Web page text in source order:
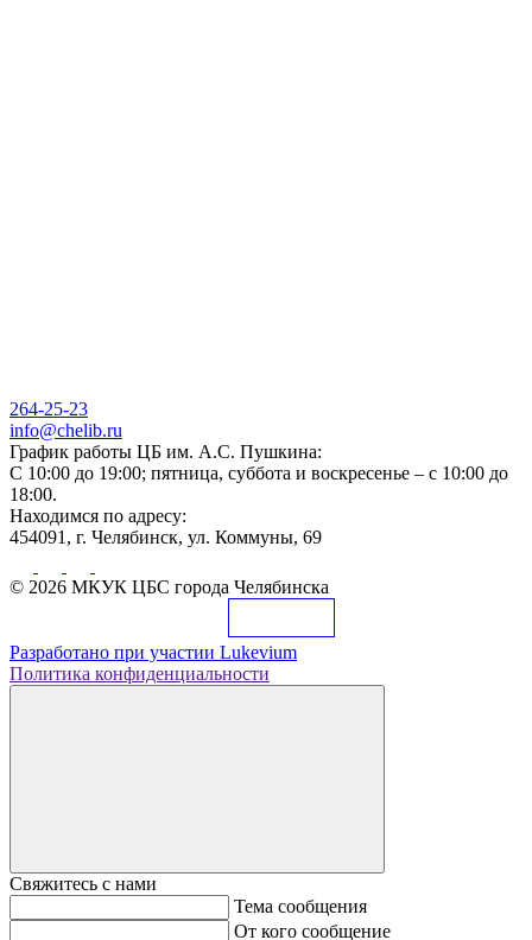
264-25-23
info@chelib.ru
График работы ЦБ им. А.С. Пушкина:
С 10:00 до 19:00; пятница, суббота и воскресенье – с 10:00 до
18:00.
Находимся по адресу:
454091, г. Челябинск, ул. Коммуны, 69
© 2026 МКУК ЦБС города Челябинска
Разработано при участии Lukevium
Политика конфиденциальности
Свяжитесь с нами
Тема сообщения
От кого сообщение